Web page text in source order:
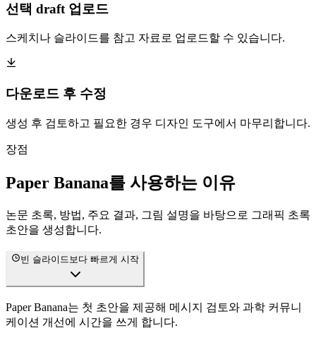
선택 draft 업로드
스케치나 슬라이드를 참고 자료로 업로드할 수 있습니다.
다운로드 후 수정
생성 후 검토하고 필요한 경우 디자인 도구에서 마무리합니다.
장점
Paper Banana를 사용하는 이유
논문 초록, 방법, 주요 결과, 그림 설명을 바탕으로 그래픽 초록
초안을 생성합니다.
빈 슬라이드보다 빠르게 시작
Paper Banana는 첫 초안을 제공해 메시지 검토와 과학 커뮤니
케이션 개선에 시간을 쓰게 합니다.